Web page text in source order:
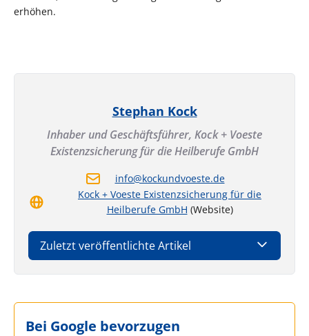
erhöhen.
Stephan Kock
Inhaber und Geschäftsführer, Kock + Voeste
Existenzsicherung für die Heilberufe GmbH
info@kockundvoeste.de
Kock + Voeste Existenzsicherung für die
Heilberufe GmbH (Website)
Zuletzt veröffentlichte Artikel
Bei Google bevorzugen